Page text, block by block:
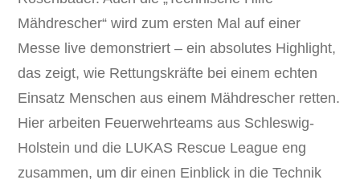
Mähdrescher“ wird zum ersten Mal auf einer
Messe live demonstriert – ein absolutes Highlight,
das zeigt, wie Rettungskräfte bei einem echten
Einsatz Menschen aus einem Mähdrescher retten.
Hier arbeiten Feuerwehrteams aus Schleswig-
Holstein und die LUKAS Rescue League eng
zusammen, um dir einen Einblick in die Technik